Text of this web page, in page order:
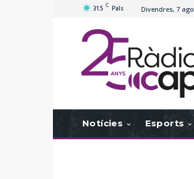
31.5 C Pals Divendres, 7
Notícies Esports